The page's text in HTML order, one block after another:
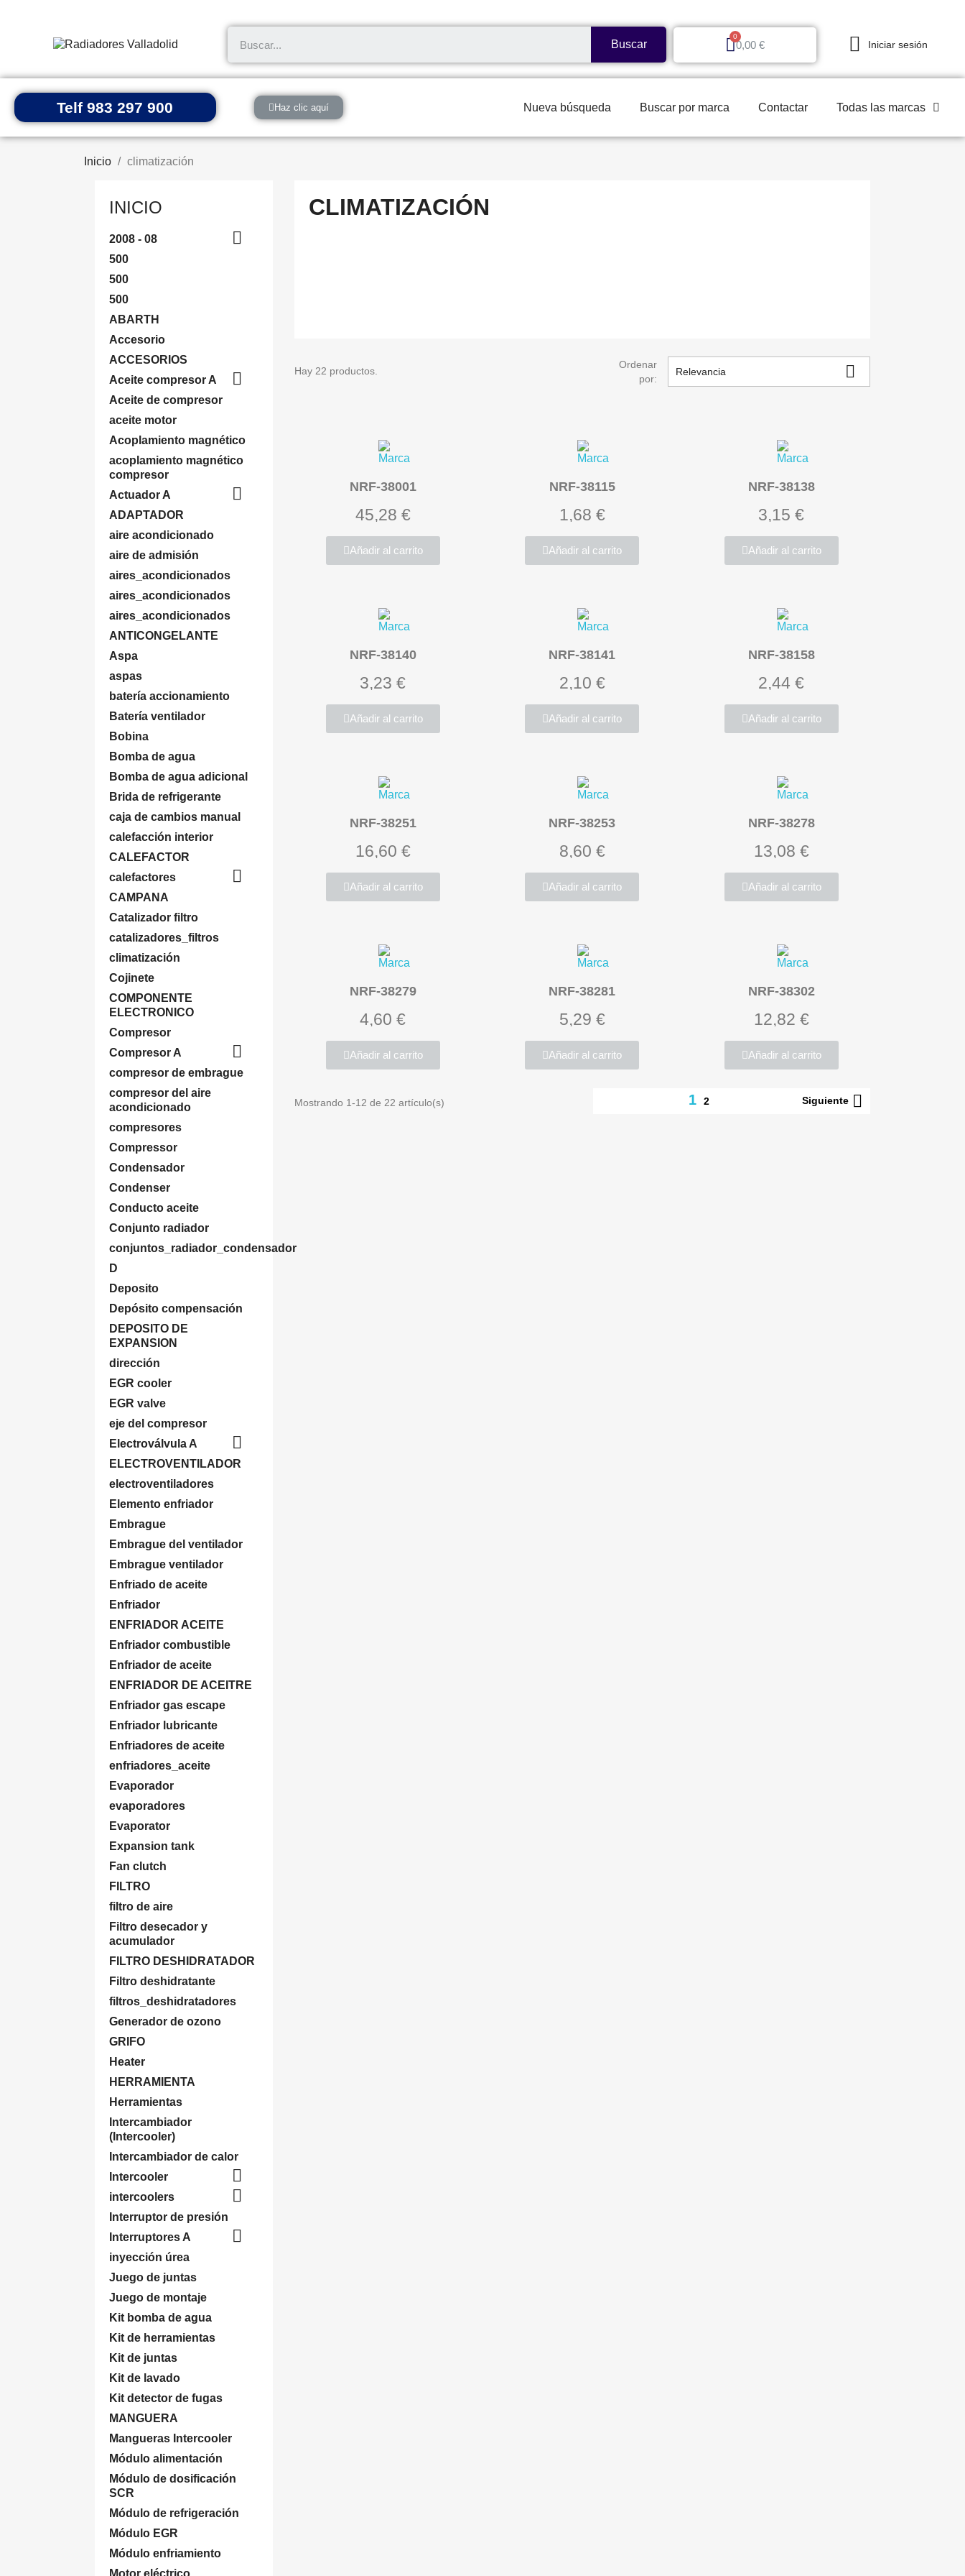
Buscar 0,00 € Iniciar sesión
Telf 983 297 900 Haz clic aquí Nueva búsqueda Buscar por marca Contactar Todas las marcas
Inicio climatización
INICIO
2008 - 08 
500
500
500
ABARTH
Accesorio
ACCESORIOS
Aceite compresor A

Aceite de compresor
aceite motor
Acoplamiento magnético
acoplamiento magnético
compresor
Actuador A

ADAPTADOR
aire acondicionado
aire de admisión
aires_acondicionados
aires_acondicionados
aires_acondicionados
ANTICONGELANTE
Aspa
aspas
batería accionamiento
Batería ventilador
Bobina
Bomba de agua
Bomba de agua adicional
Brida de refrigerante
caja de cambios manual
calefacción interior
CALEFACTOR
calefactores

CAMPANA
Catalizador filtro
catalizadores_filtros
climatización
Cojinete
COMPONENTE
ELECTRONICO
Compresor
Compresor A

compresor de embrague
compresor del aire
acondicionado
compresores
Compressor
Condensador
Condenser
Conducto aceite
Conjunto radiador
conjuntos_radiador_condensador
D
Deposito
Depósito compensación
DEPOSITO DE
EXPANSION
dirección
EGR cooler
EGR valve
eje del compresor
Electroválvula A

ELECTROVENTILADOR
electroventiladores
Elemento enfriador
Embrague
Embrague del ventilador
Embrague ventilador
Enfriado de aceite
Enfriador
ENFRIADOR ACEITE
Enfriador combustible
Enfriador de aceite
ENFRIADOR DE ACEITRE
Enfriador gas escape
Enfriador lubricante
Enfriadores de aceite
enfriadores_aceite
Evaporador
evaporadores
Evaporator
Expansion tank
Fan clutch
FILTRO
filtro de aire
Filtro desecador y
acumulador
FILTRO DESHIDRATADOR
Filtro deshidratante
filtros_deshidratadores
Generador de ozono
GRIFO
Heater
HERRAMIENTA
Herramientas
Intercambiador
(Intercooler)
Intercambiador de calor
Intercooler

intercoolers 
Interruptor de presión
Interruptores A

inyección úrea
Juego de juntas
Juego de montaje
Kit bomba de agua
Kit de herramientas
Kit de juntas
Kit de lavado
Kit detector de fugas
MANGUERA
Mangueras Intercooler
Módulo alimentación
Módulo de dosificación
SCR
Módulo de refrigeración
Módulo EGR
Módulo enfriamiento
Motor eléctrico
CLIMATIZACIÓN
Hay 22 productos.
Ordenar
por:
Relevancia 
NRF-38001
45,28 €
Añadir al carrito
NRF-38115
1,68 €
Añadir al carrito
NRF-38138
3,15 €
Añadir al carrito
NRF-38140
3,23 €
Añadir al carrito
NRF-38141
2,10 €
Añadir al carrito
NRF-38158
2,44 €
Añadir al carrito
NRF-38251
16,60 €
Añadir al carrito
NRF-38253
8,60 €
Añadir al carrito
NRF-38278
13,08 €
Añadir al carrito
NRF-38279
4,60 €
Añadir al carrito
NRF-38281
5,29 €
Añadir al carrito
NRF-38302
12,82 €
Añadir al carrito
Mostrando 1-12 de 22 artículo(s) 1 2 Siguiente 